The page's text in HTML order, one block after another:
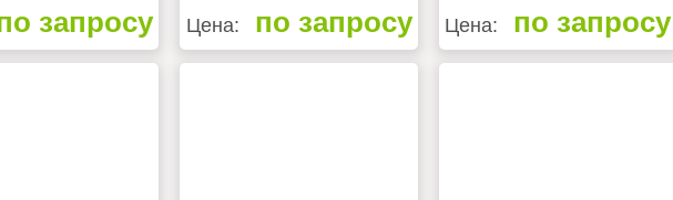
запросу Цена: по запросу Цена: по запросу